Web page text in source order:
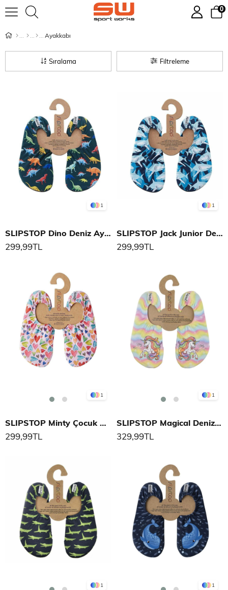
0
Ayakkabı
Filtreleme
Sıralama
1
SLIPSTOP Dino Deniz Ayakkabısı
299,99TL
1
SLIPSTOP Jack Junior Deniz Ayakkabısı
299,99TL
1
SLIPSTOP Minty Çocuk Deniz Ayakkabısı
299,99TL
1
SLIPSTOP Magical Deniz Ayakkabısı
329,99TL
1 1